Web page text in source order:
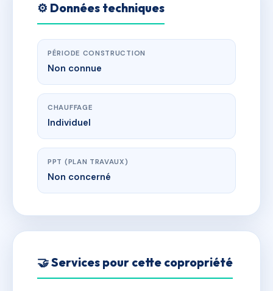
⚙️ Données techniques
PÉRIODE CONSTRUCTION
Non connue
CHAUFFAGE
Individuel
PPT (PLAN TRAVAUX)
Non concerné
🤝 Services pour cette copropriété